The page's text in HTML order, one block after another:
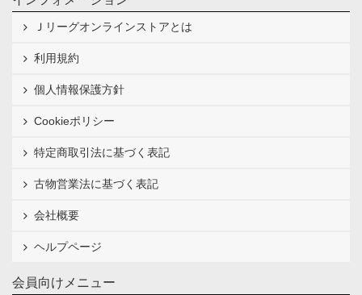
Ｊリーグオンラインストアとは
利用規約
個人情報保護方針
Cookieポリシー
特定商取引法に基づく表記
古物営業法に基づく表記
会社概要
ヘルプページ
会員向けメニュー